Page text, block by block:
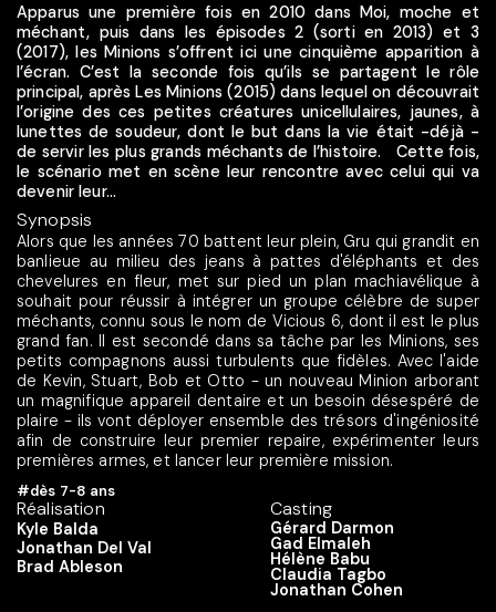
Apparus une première fois en 2010 dans Moi, moche et
méchant, puis dans les épisodes 2 (sorti en 2013) et 3
(2017), les Minions s’offrent ici une cinquième apparition à
l’écran. C’est la seconde fois qu’ils se partagent le rôle
principal, après Les Minions (2015) dans lequel on découvrait
l’origine des ces petites créatures unicellulaires, jaunes, à
lunettes de soudeur, dont le but dans la vie était -déjà -
de servir les plus grands méchants de l’histoire. Cette fois,
le scénario met en scène leur rencontre avec celui qui va
devenir leur...
Synopsis
Alors que les années 70 battent leur plein, Gru qui grandit en
banlieue au milieu des jeans à pattes d'éléphants et des
chevelures en fleur, met sur pied un plan machiavélique à
souhait pour réussir à intégrer un groupe célèbre de super
méchants, connu sous le nom de Vicious 6, dont il est le plus
grand fan. Il est secondé dans sa tâche par les Minions, ses
petits compagnons aussi turbulents que fidèles. Avec l'aide
de Kevin, Stuart, Bob et Otto - un nouveau Minion arborant
un magnifique appareil dentaire et un besoin désespéré de
plaire - ils vont déployer ensemble des trésors d'ingéniosité
afin de construire leur premier repaire, expérimenter leurs
premières armes, et lancer leur première mission.
#dès 7-8 ans
Réalisation
Kyle Balda
Jonathan Del Val
Brad Ableson
Casting
Gérard Darmon
Gad Elmaleh
Hélène Babu
Claudia Tagbo
Jonathan Cohen